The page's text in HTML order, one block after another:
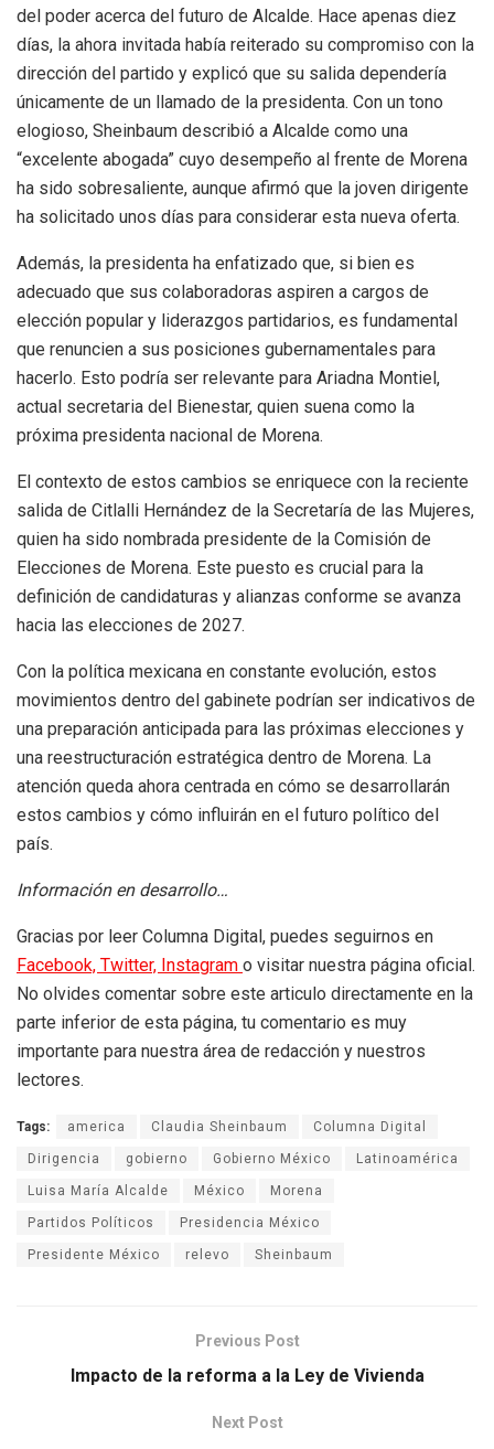
del poder acerca del futuro de Alcalde. Hace apenas diez
días, la ahora invitada había reiterado su compromiso con la
dirección del partido y explicó que su salida dependería
únicamente de un llamado de la presidenta. Con un tono
elogioso, Sheinbaum describió a Alcalde como una
“excelente abogada” cuyo desempeño al frente de Morena
ha sido sobresaliente, aunque afirmó que la joven dirigente
ha solicitado unos días para considerar esta nueva oferta.
Además, la presidenta ha enfatizado que, si bien es
adecuado que sus colaboradoras aspiren a cargos de
elección popular y liderazgos partidarios, es fundamental
que renuncien a sus posiciones gubernamentales para
hacerlo. Esto podría ser relevante para Ariadna Montiel,
actual secretaria del Bienestar, quien suena como la
próxima presidenta nacional de Morena.
El contexto de estos cambios se enriquece con la reciente
salida de Citlalli Hernández de la Secretaría de las Mujeres,
quien ha sido nombrada presidente de la Comisión de
Elecciones de Morena. Este puesto es crucial para la
definición de candidaturas y alianzas conforme se avanza
hacia las elecciones de 2027.
Con la política mexicana en constante evolución, estos
movimientos dentro del gabinete podrían ser indicativos de
una preparación anticipada para las próximas elecciones y
una reestructuración estratégica dentro de Morena. La
atención queda ahora centrada en cómo se desarrollarán
estos cambios y cómo influirán en el futuro político del
país.
Información en desarrollo…
Gracias por leer Columna Digital, puedes seguirnos en
Facebook, Twitter, Instagram o visitar nuestra página oficial.
No olvides comentar sobre este articulo directamente en la
parte inferior de esta página, tu comentario es muy
importante para nuestra área de redacción y nuestros
lectores.
Tags: america Claudia Sheinbaum Columna Digital
Dirigencia gobierno Gobierno México Latinoamérica
Luisa María Alcalde México Morena
Partidos Políticos Presidencia México
Presidente México relevo Sheinbaum
Previous Post
Impacto de la reforma a la Ley de Vivienda
Next Post